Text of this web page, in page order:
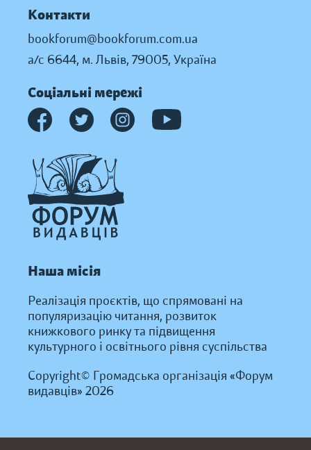
Контакти
bookforum@bookforum.com.ua
а/с 6644, м. Львів, 79005, Україна
Соціальні мережі
Наша місія
Реалізація проєктів, що спрямовані на
популяризацію читання, розвиток
книжкового ринку та підвищення
культурного і освітнього рівня суспільства
Copyright© Громадська організація «Форум
видавців» 2026